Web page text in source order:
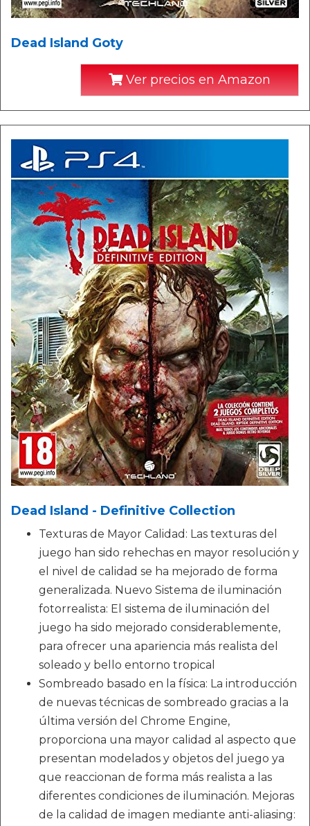
Dead Island Goty
Ver precios en Amazon
Dead Island - Definitive Collection
Texturas de Mayor Calidad: Las texturas del
juego han sido rehechas en mayor resolución y
el nivel de calidad se ha mejorado de forma
generalizada. Nuevo Sistema de iluminación
fotorrealista: El sistema de iluminación del
juego ha sido mejorado considerablemente,
para ofrecer una apariencia más realista del
soleado y bello entorno tropical
Sombreado basado en la física: La introducción
de nuevas técnicas de sombreado gracias a la
última versión del Chrome Engine,
proporciona una mayor calidad al aspecto que
presentan modelados y objetos del juego ya
que reaccionan de forma más realista a las
diferentes condiciones de iluminación. Mejoras
de la calidad de imagen mediante anti-aliasing: